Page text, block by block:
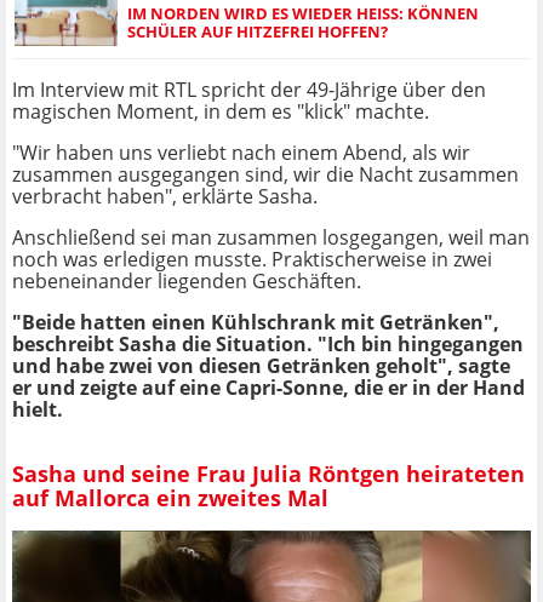
IM NORDEN WIRD ES WIEDER HEISS: KÖNNEN S
CHÜLER AUF HITZEFREI HOFFEN?
Im Interview mit RTL spricht der 49-Jährige über den
magischen Moment, in dem es "klick" machte.
"Wir haben uns verliebt nach einem Abend, als wir
zusammen ausgegangen sind, wir die Nacht zusammen
verbracht haben", erklärte Sasha.
Anschließend sei man zusammen losgegangen, weil man
noch was erledigen musste. Praktischerweise in zwei
nebeneinander liegenden Geschäften.
"Beide hatten einen Kühlschrank mit Getränken",
beschreibt Sasha die Situation. "Ich bin hingegangen
und habe zwei von diesen Getränken geholt", sagte
er und zeigte auf eine Capri-Sonne, die er in der Hand
hielt.
Sasha und seine Frau Julia Röntgen heirateten
auf Mallorca ein zweites Mal